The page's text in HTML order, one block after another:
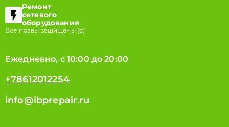
Ремонт
сетевого
оборудования
Все правы защищены (с)
Ежедневно, с 10:00 до 20:00
+78612012254
info@ibprepair.ru